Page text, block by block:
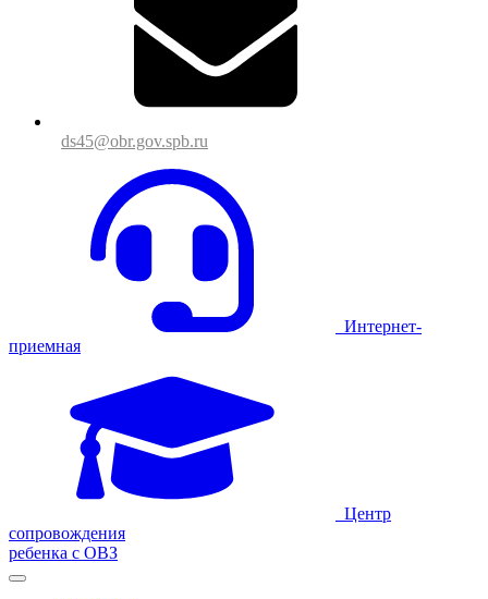
ds45@obr.gov.spb.ru
Интернет-
приемная
Центр
сопровождения
ребенка с ОВЗ